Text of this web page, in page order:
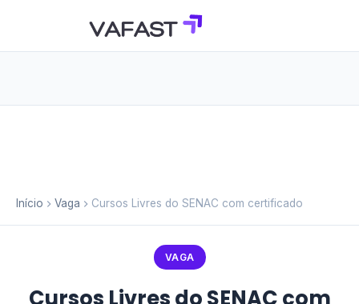
Início Vaga Cursos Livres do SENAC com certificado
VAGA